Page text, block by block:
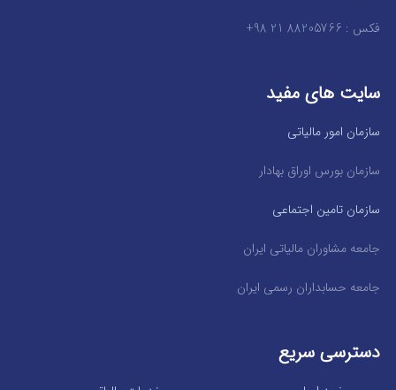
فکس : 88205766 21 98+
سایت های مفید
سازمان امور مالیاتی
سازمان بورس اوراق بهادار
سازمان تامین اجتماعی
جامعه مشاوران مالیاتی ایران
جامعه حسابداران رسمی ایران
دسترسی سریع